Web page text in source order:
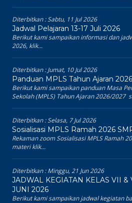
Diterbitkan :Sabtu, 11 Jul 2026
Jadwal Pelajaran 13-17 Juli 2026
Berikut kami sampaikan informasi dan
2026, klik...
Diterbitkan :Jumat, 10 Jul 2026
Panduan MPLS Tahun Ajaran
Berikut kami sampaikan panduan Masa
Sekolah (MPLS) Tahun Ajaran 2026/2027
Diterbitkan :Selasa, 7 Jul 2026
Sosialisasi MPLS Ramah 2026
Rekaman zoom Sosialisasi MPLS Ramah
materi klik...
Diterbitkan :Minggu, 21 Jun 2026
JADWAL KEGIATAN KELAS VII &
JUNI 2026
Berikut kami sampaikan jadwal kegiatan